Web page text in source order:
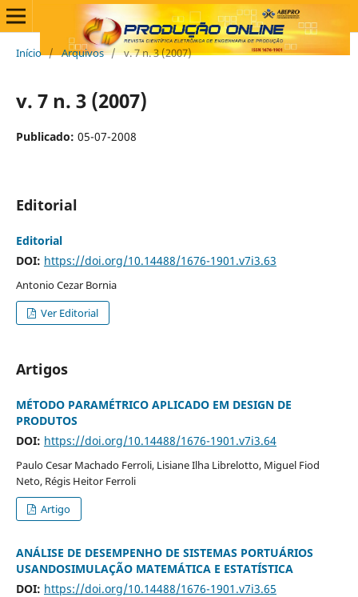
Início / Arquivos / v. 7 n. 3 (2007)
v. 7 n. 3 (2007)
Publicado: 05-07-2008
Editorial
Editorial
DOI: https://doi.org/10.14488/1676-1901.v7i3.63
Antonio Cezar Bornia
Ver Editorial
Artigos
MÉTODO PARAMÉTRICO APLICADO EM DESIGN DE
PRODUTOS
DOI: https://doi.org/10.14488/1676-1901.v7i3.64
Paulo Cesar Machado Ferroli, Lisiane Ilha Librelotto, Miguel Fiod
Neto, Régis Heitor Ferroli
Artigo
ANÁLISE DE DESEMPENHO DE SISTEMAS PORTUÁRIOS
USANDOSIMULAÇÃO MATEMÁTICA E ESTATÍSTICA
DOI: https://doi.org/10.14488/1676-1901.v7i3.65